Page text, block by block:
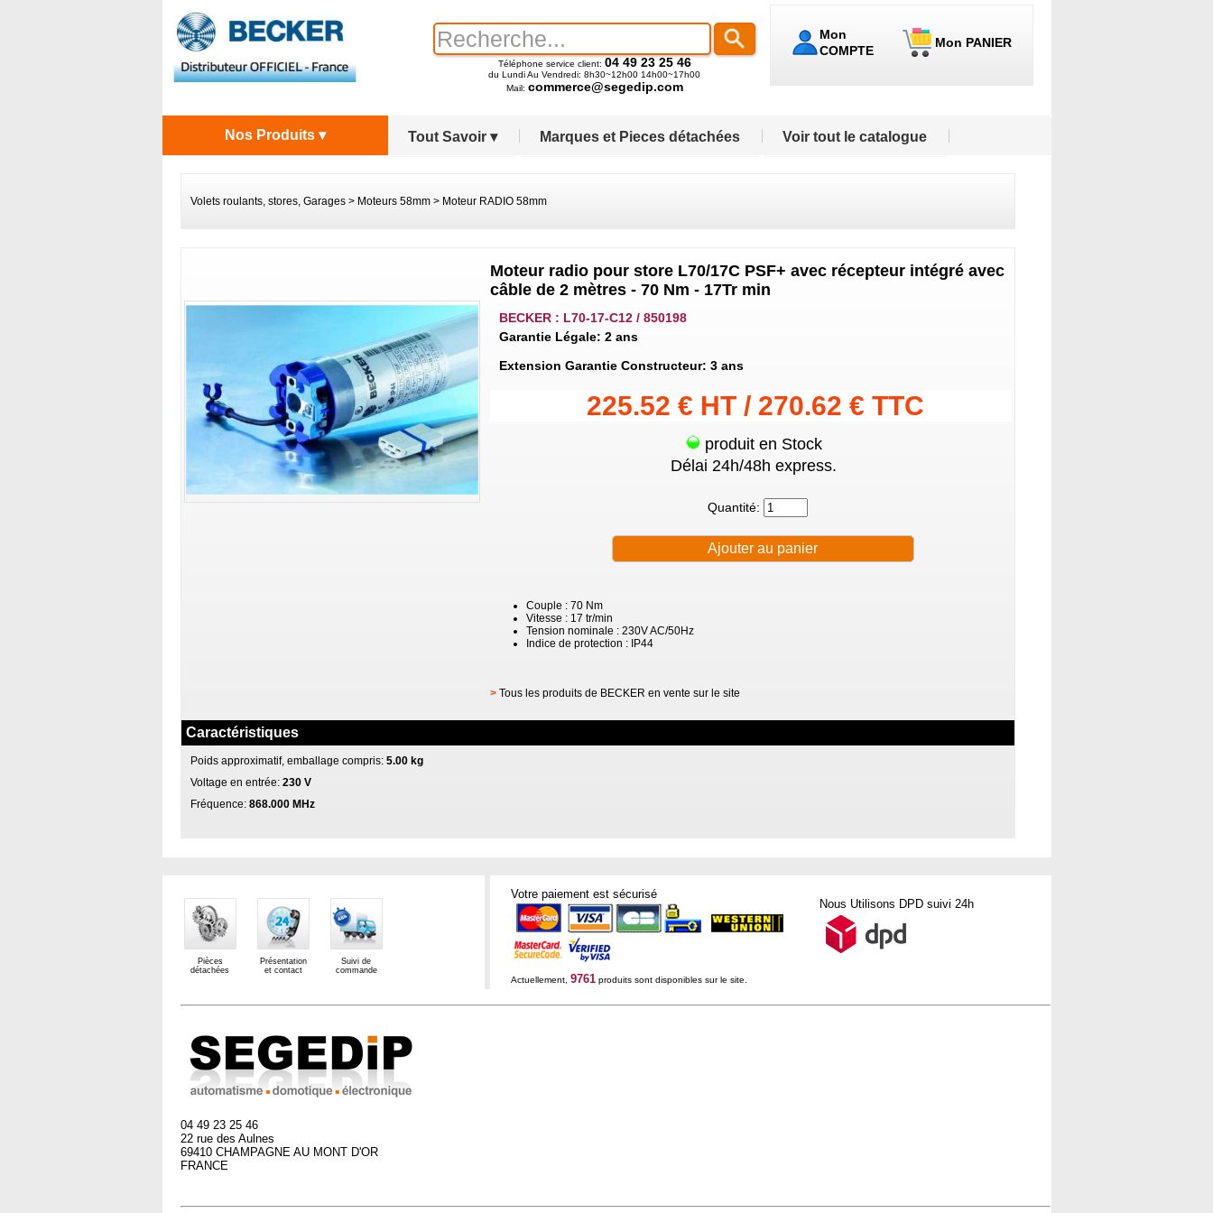
Mon
COMPTE
Mon PANIER
Téléphone service client: 04 49 23 25 46
du Lundi Au Vendredi: 8h30~12h00 14h00~17h00
Mail: commerce@segedip.com
Tout Savoir ▾ Marques et Pieces détachées Voir tout le catalogue
Nos Produits ▾
Volets roulants, stores, Garages> Moteurs 58mm> Moteur RADIO 58mm
Moteur radio pour store L70/17C PSF+ avec récepteur intégré avec
câble de 2 mètres - 70 Nm - 17Tr min
BECKER : L70-17-C12 / 850198
Garantie Légale: 2 ans
Extension Garantie Constructeur: 3 ans
225.52 € HT / 270.62 € TTC
produit en Stock
Délai 24h/48h express.
Quantité:
Couple : 70 Nm
Vitesse : 17 tr/min
Tension nominale : 230V AC/50Hz
Indice de protection : IP44
> Tous les produits de BECKER en vente sur le site
Caractéristiques
Poids approximatif, emballage compris:5.00 kg
Voltage en entrée:230 V
Fréquence:868.000 MHz
Pièces
détachées
Présentation
et contact
Suivi de
commande
Votre paiement est sécurisé
Nous Utilisons DPD suivi 24h
Actuellement, 9761produits sont disponibles sur le site.
04 49 23 25 46
22 rue des Aulnes
69410 CHAMPAGNE AU MONT D'OR
FRANCE